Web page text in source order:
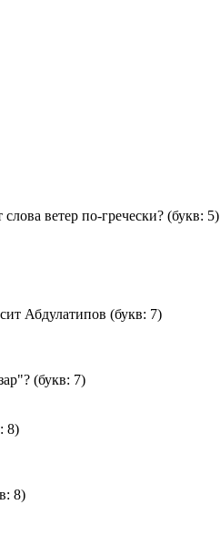
ветер по-гречески? (букв: 5)
Абдулатипов (букв: 7)
(букв: 7)
8)
8)